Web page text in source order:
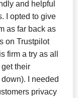
and helpful
I opted to give
as far back as
on Trustpilot
firm a try as all
their
I needed
privacy